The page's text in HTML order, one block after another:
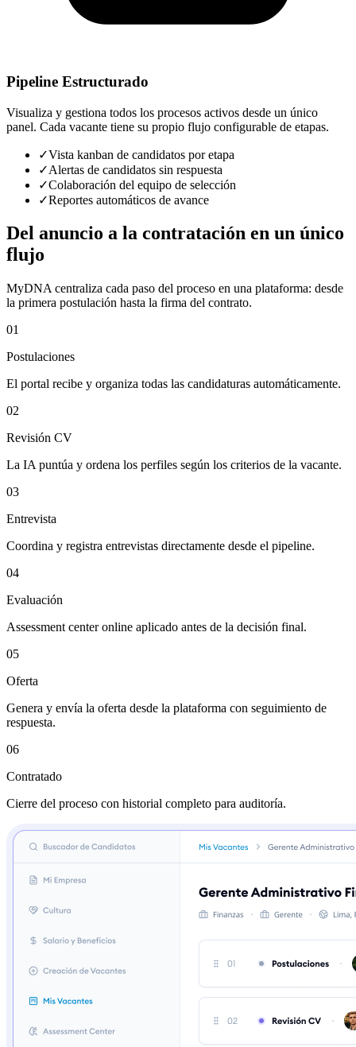
Pipeline Estructurado
Visualiza y gestiona todos los procesos activos desde un único
panel. Cada vacante tiene su propio flujo configurable de etapas.
✓Vista kanban de candidatos por etapa
✓Alertas de candidatos sin respuesta
✓Colaboración del equipo de selección
✓Reportes automáticos de avance
Del anuncio a la contratación en un único
flujo
MyDNA centraliza cada paso del proceso en una plataforma: desde
la primera postulación hasta la firma del contrato.
01
Postulaciones
El portal recibe y organiza todas las candidaturas automáticamente.
02
Revisión CV
La IA puntúa y ordena los perfiles según los criterios de la vacante.
03
Entrevista
Coordina y registra entrevistas directamente desde el pipeline.
04
Evaluación
Assessment center online aplicado antes de la decisión final.
05
Oferta
Genera y envía la oferta desde la plataforma con seguimiento de
respuesta.
06
Contratado
Cierre del proceso con historial completo para auditoría.